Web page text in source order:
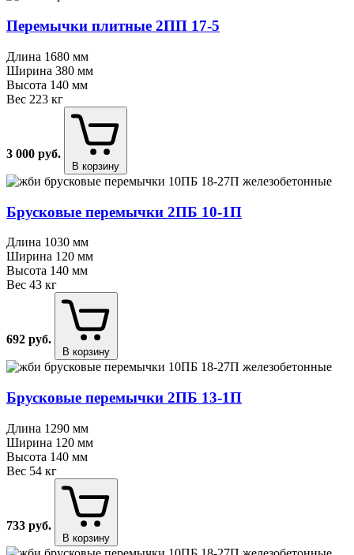
Перемычки плитные 2ПП 17⁠-⁠5
Длина 1680 мм
Ширина 380 мм
Высота 140 мм
Вес 223 кг
3 000 руб.
В корзину
Брусковые перемычки 2ПБ 10⁠-⁠1П
Длина 1030 мм
Ширина 120 мм
Высота 140 мм
Вес 43 кг
692 руб.
В корзину
Брусковые перемычки 2ПБ 13⁠-⁠1П
Длина 1290 мм
Ширина 120 мм
Высота 140 мм
Вес 54 кг
733 руб.
В корзину